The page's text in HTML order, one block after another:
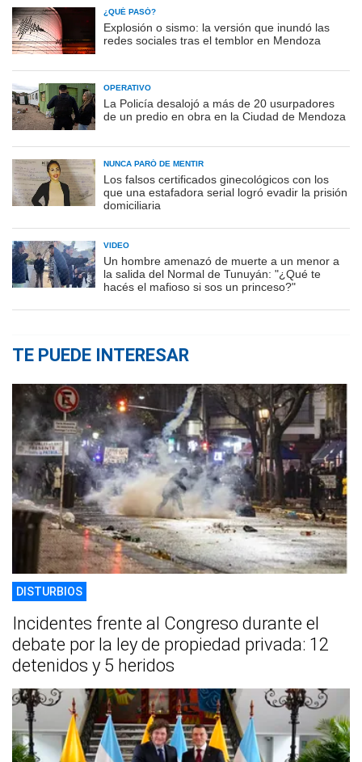
¿QUÉ PASÓ?
Explosión o sismo: la versión que inundó las
redes sociales tras el temblor en Mendoza
OPERATIVO
La Policía desalojó a más de 20 usurpadores
de un predio en obra en la Ciudad de Mendoza
NUNCA PARÓ DE MENTIR
Los falsos certificados ginecológicos con los
que una estafadora serial logró evadir la prisión
domiciliaria
VIDEO
Un hombre amenazó de muerte a un menor a
la salida del Normal de Tunuyán: "¿Qué te
hacés el mafioso si sos un princeso?"
TE PUEDE INTERESAR
DISTURBIOS
Incidentes frente al Congreso durante el
debate por la ley de propiedad privada: 12
detenidos y 5 heridos